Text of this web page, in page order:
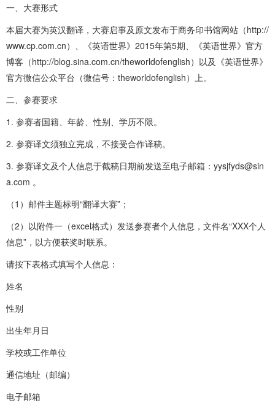
一、大赛形式
本届大赛为英汉翻译，大赛启事及原文发布于商务印书馆网站（http://
www.cp.com.cn）、《英语世界》2015年第5期、《英语世界》官方
博客（http://blog.sina.com.cn/theworldofenglish）以及《英语世界》
官方微信公众平台（微信号：theworldofenglish）上。
二、参赛要求
1. 参赛者国籍、年龄、性别、学历不限。
2. 参赛译文须独立完成，不接受合作译稿。
3. 参赛译文及个人信息于截稿日期前发送至电子邮箱：yysjfyds@sin
a.com 。
（1）邮件主题标明“翻译大赛”；
（2）以附件一（excel格式）发送参赛者个人信息，文件名“XXX个人
信息”，以方便获奖时联系。
请按下表格式填写个人信息：
姓名
性别
出生年月日
学校或工作单位
通信地址（邮编）
电子邮箱